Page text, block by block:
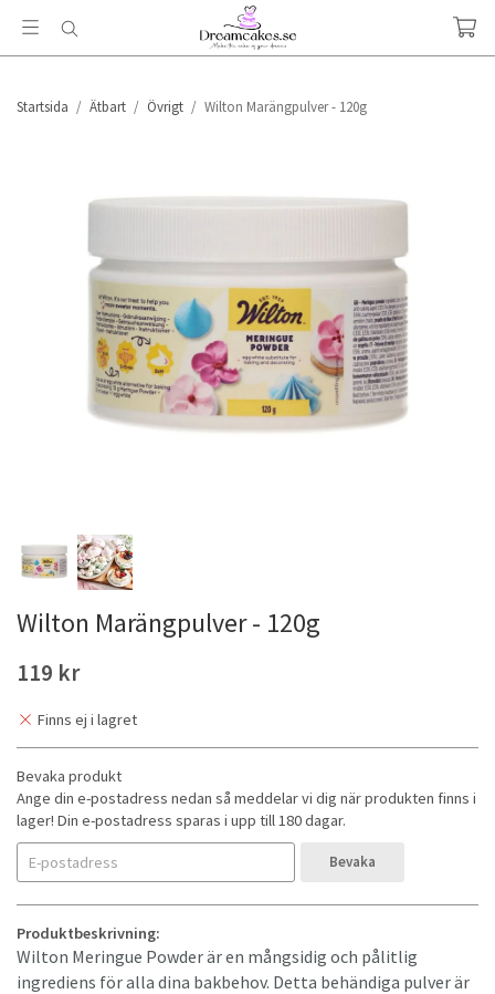
Startsida / Ätbart / Övrigt / Wilton Marängpulver - 120g
Wilton Marängpulver - 120g
119 kr
Finns ej i lagret
Bevaka produkt
Ange din e-postadress nedan så meddelar vi dig när produkten finns i
lager! Din e-postadress sparas i upp till 180 dagar.
Bevaka
Produktbeskrivning:
Wilton Meringue Powder är en mångsidig och pålitlig
ingrediens för alla dina bakbehov. Detta behändiga pulver är